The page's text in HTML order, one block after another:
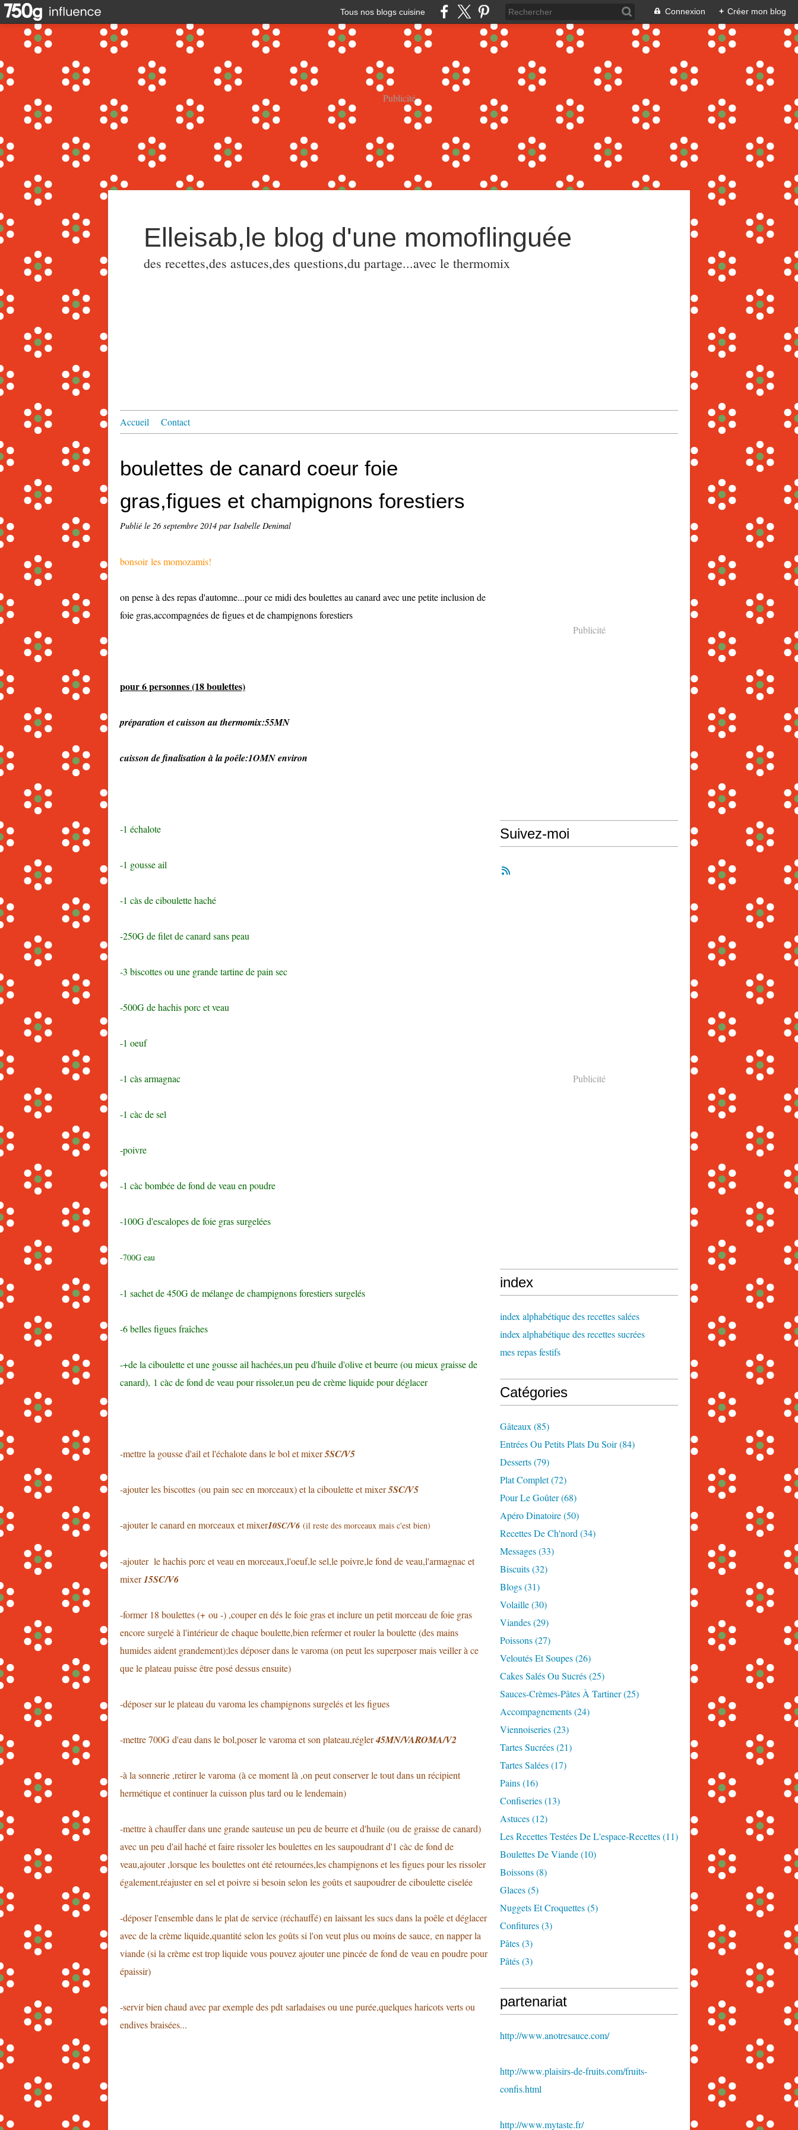
Tous nos blogs cuisine Connexion + Créer mon blog
Publicité
Elleisab,le blog d'une momoflinguée
des recettes,des astuces,des questions,du partage...avec le thermomix
Accueil Contact
boulettes de canard coeur foie
gras,figues et champignons forestiers
Publié le 26 septembre 2014 par Isabelle Denimal
bonsoir les momozamis!
on pense à des repas d'automne...pour ce midi des boulettes au canard avec une petite inclusion de
foie gras,accompagnées de figues et de champignons forestiers
pour 6 personnes (18 boulettes)
préparation et cuisson au thermomix:55MN
cuisson de finalisation à la poêle:1OMN environ
-1 échalote
-1 gousse ail
-1 càs de ciboulette haché
-250G de filet de canard sans peau
-3 biscottes ou une grande tartine de pain sec
-500G de hachis porc et veau
-1 oeuf
-1 càs armagnac
-1 càc de sel
-poivre
-1 càc bombée de fond de veau en poudre
-100G d'escalopes de foie gras surgelées
-700G eau
-1 sachet de 450G de mélange de champignons forestiers surgelés
-6 belles figues fraîches
-+de la ciboulette et une gousse ail hachées,un peu d'huile d'olive et beurre (ou mieux graisse de
canard), 1 càc de fond de veau pour rissoler,un peu de crème liquide pour déglacer
-mettre la gousse d'ail et l'échalote dans le bol et mixer5SC/V5
-ajouter les biscottes (ou pain sec en morceaux) et la ciboulette et mixer5SC/V5
-ajouter le canard en morceaux et mixer10SC/V6 (il reste des morceaux mais c'est bien)
-ajouter le hachis porc et veau en morceaux,l'oeuf,le sel,le poivre,le fond de veau,l'armagnac et
mixer15SC/V6
-former 18 boulettes (+ ou -) ,couper en dés le foie gras et inclure un petit morceau de foie gras
encore surgelé à l'intérieur de chaque boulette,bien refermer et rouler la boulette (des mains
humides aident grandement);les déposer dans le varoma (on peut les superposer mais veiller à ce
que le plateau puisse être posé dessus ensuite)
-déposer sur le plateau du varoma les champignons surgelés et les figues
-mettre 700G d'eau dans le bol,poser le varoma et son plateau,régler45MN/VAROMA/V2
-à la sonnerie ,retirer le varoma (à ce moment là ,on peut conserver le tout dans un récipient
hermétique et continuer la cuisson plus tard ou le lendemain)
-mettre à chauffer dans une grande sauteuse un peu de beurre et d'huile (ou de graisse de canard)
avec un peu d'ail haché et faire rissoler les boulettes en les saupoudrant d'1 càc de fond de
veau,ajouter ,lorsque les boulettes ont été retournées,les champignons et les figues pour les rissoler
également,réajuster en sel et poivre si besoin selon les goûts et saupoudrer de ciboulette ciselée
-déposer l'ensemble dans le plat de service (réchauffé) en laissant les sucs dans la poêle et déglacer
avec de la crème liquide,quantité selon les goûts si l'on veut plus ou moins de sauce, en napper la
viande (si la crème est trop liquide vous pouvez ajouter une pincée de fond de veau en poudre pour
épaissir)
-servir bien chaud avec par exemple des pdt sarladaises ou une purée,quelques haricots verts ou
endives braisées...
Publicité
Suivez-moi
Publicité
index
index alphabétique des recettes salées
index alphabétique des recettes sucrées
mes repas festifs
Catégories
Gâteaux (85)
Entrées Ou Petits Plats Du Soir(84)
Desserts(79)
Plat Complet(72)
Pour Le Goûter(68)
Apéro Dinatoire(50)
Recettes De Ch'nord (34)
Messages(33)
Biscuits(32)
Blogs(31)
Volaille(30)
Viandes(29)
Poissons(27)
Veloutés Et Soupes(26)
Cakes Salés Ou Sucrés(25)
Sauces-Crèmes-Pâtes À Tartiner(25)
Accompagnements(24)
Viennoiseries(23)
Tartes Sucrées(21)
Tartes Salées(17)
Pains(16)
Confiseries(13)
Astuces(12)
Les Recettes Testées De L'espace-Recettes(11)
Boulettes De Viande(10)
Boissons(8)
Glaces(5)
Nuggets Et Croquettes(5)
Confitures(3)
Pâtes(3)
Pâtés(3)
partenariat
http://www.anotresauce.com/
http://www.plaisirs-de-fruits.com/fruits-
confis.html
http://www.mytaste.fr/